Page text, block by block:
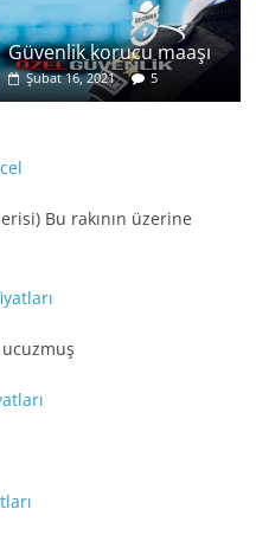
Güvenlik korucu maaşı
Şubat 16, 2021 5
Bu rakının üzerine